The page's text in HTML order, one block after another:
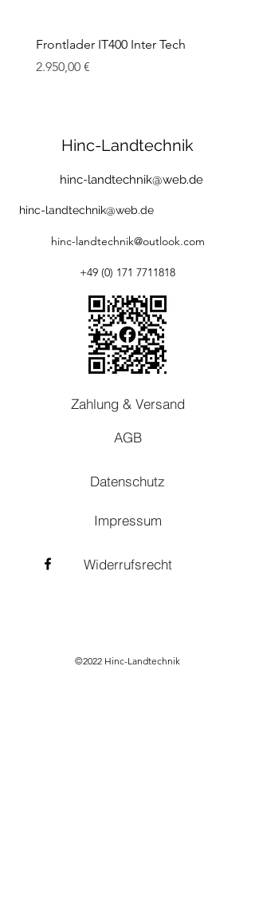
Frontlader IT400 Inter Tech
Preis
2.950,00 €
Hinc-Landtechnik
hinc-landtechnik@web.de
hinc-landtechnik@web.de
hinc-landtechnik@outlook.com
+49 (0) 171 7711818
Zahlung & Versand
AGB
Datenschutz
Impressum
Widerrufsrecht
©2022 Hinc-Landtechnik